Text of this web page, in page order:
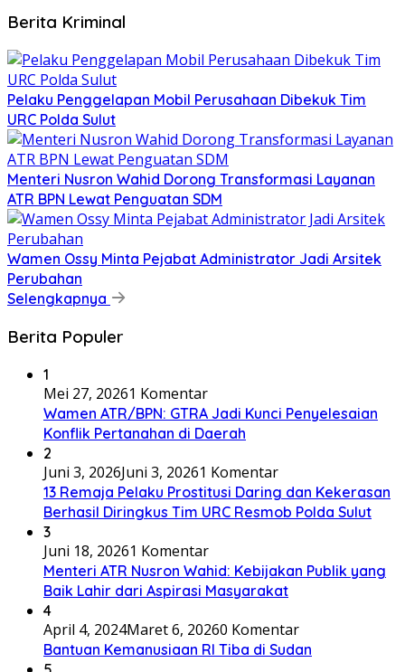
Berita Kriminal
​Pelaku Penggelapan Mobil Perusahaan Dibekuk Tim
URC Polda Sulut
​Menteri Nusron Wahid Dorong Transformasi Layanan
ATR BPN Lewat Penguatan SDM
Wamen Ossy Minta Pejabat Administrator Jadi Arsitek
Perubahan
Selengkapnya
Berita Populer
1
Mei 27, 20261 Komentar
Wamen ATR/BPN: GTRA Jadi Kunci Penyelesaian
Konflik Pertanahan di Daerah
2
Juni 3, 2026Juni 3, 20261 Komentar
13 Remaja Pelaku Prostitusi Daring dan Kekerasan
Berhasil Diringkus Tim URC Resmob Polda Sulut
3
Juni 18, 20261 Komentar
Menteri ATR Nusron Wahid: Kebijakan Publik yang
Baik Lahir dari Aspirasi Masyarakat
4
April 4, 2024Maret 6, 20260 Komentar
Bantuan Kemanusiaan RI Tiba di Sudan